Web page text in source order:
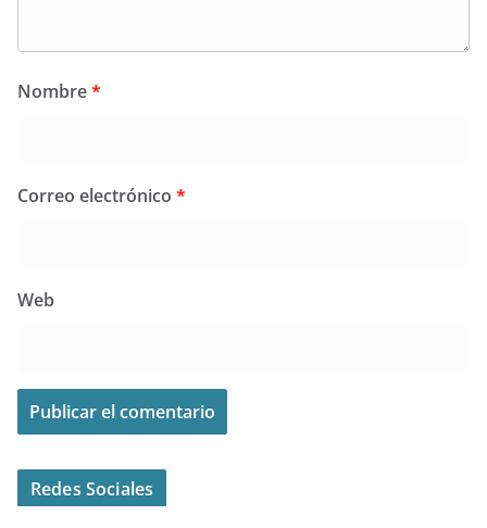
Nombre*
Correo electrónico *
Web
Redes Sociales